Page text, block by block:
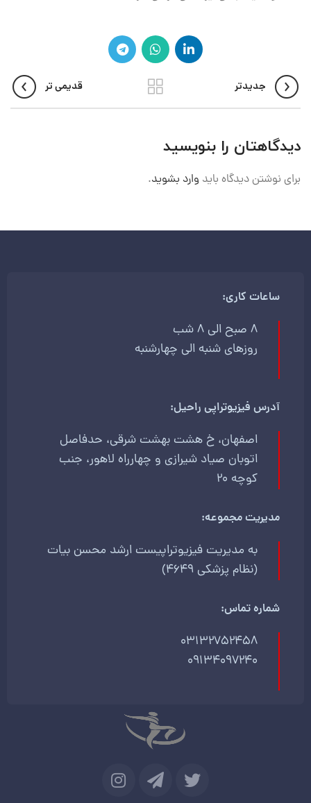
جدیدتر قدیمی تر
دیدگاهتان را بنویسید
برای نوشتن دیدگاه باید وارد بشوید.
ساعات کاری:
8 صبح الی 8 شب
روزهای شنبه الی چهارشنبه
آدرس فیزیوتراپی راحیل:
اصفهان، خ هشت بهشت شرقی، حدفاصل
اتوبان صیاد شیرازی و چهارراه لاهور، جنب
کوچه 20
مدیریت مجموعه:
به مدیریت فیزیوتراپیست ارشد محسن بیات
(نظام پزشکی 4649)
شماره تماس:
03132752458
09134097240